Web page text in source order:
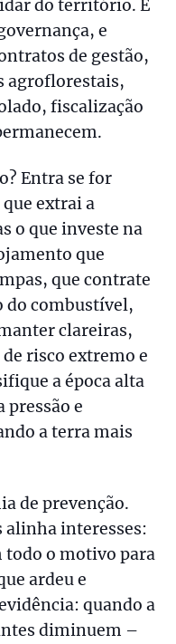
do território. É
e
de gestão,
agroflorestais,
fiscalização
Entra se for
extrai a
o que investe na
que
que contrate
do combustível,
clareiras,
risco extremo e
a época alta
pressão e
a terra mais
de prevenção.
alinha interesses:
todo o motivo para
ardeu e
quando a
diminuem –